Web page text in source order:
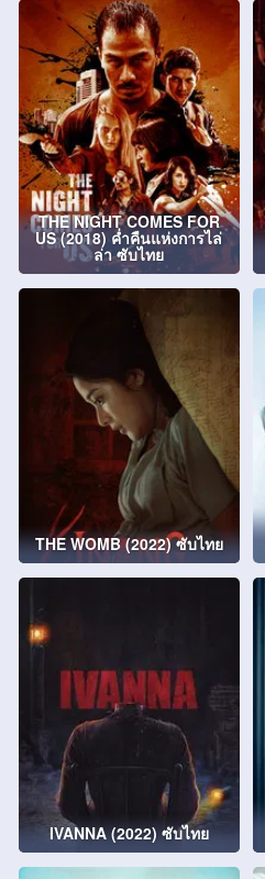
THE NIGHT COMES FOR
US (2018) ค่ำคืนแห่งการไล่
ล่า ซับไทย
THE WOMB (2022) ซับไทย
IVANNA (2022) ซับไทย